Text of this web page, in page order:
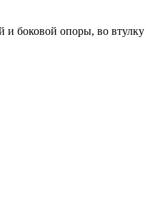
и боковой опоры, во